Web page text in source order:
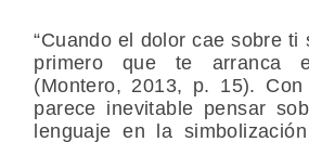
“Cuando el dolor cae sobre ti
primero que te arranca
(Montero, 2013, p. 15).
parece inevitable pensar
lenguaje en la